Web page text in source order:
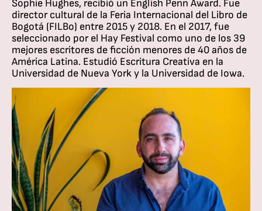
Sophie Hughes, recibió un English Penn Award. Fue
director cultural de la Feria Internacional del Libro de
Bogotá (FILBo) entre 2015 y 2018. En el 2017, fue
seleccionado por el Hay Festival como uno de los 39
mejores escritores de ficción menores de 40 años de
América Latina. Estudió Escritura Creativa en la
Universidad de Nueva York y la Universidad de Iowa.